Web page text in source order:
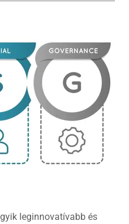
leginnovatívabb és